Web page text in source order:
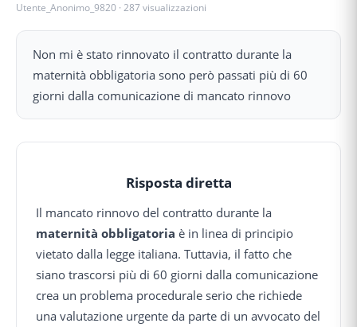
Utente_Anonimo_9820 · 287visualizzazioni
Non mi è stato rinnovato il contratto durante la
maternità obbligatoria sono però passati più di 60
giorni dalla comunicazione di mancato rinnovo
Risposta diretta
Il mancato rinnovo del contratto durante la
maternità obbligatoria è in linea di principio
vietato dalla legge italiana. Tuttavia, il fatto che
siano trascorsi più di 60 giorni dalla comunicazione
crea un problema procedurale serio che richiede
una valutazione urgente da parte di un avvocato del